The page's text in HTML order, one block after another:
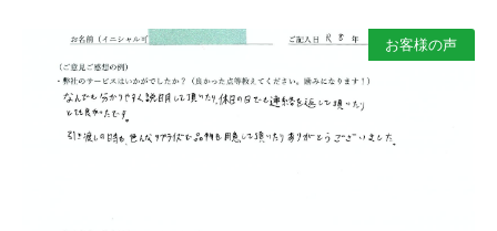
お客様の声